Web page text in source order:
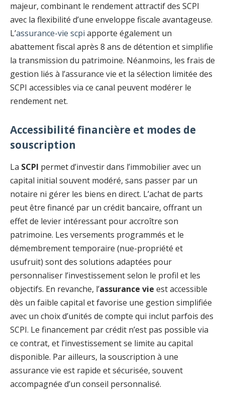
majeur, combinant le rendement attractif des SCPI
avec la flexibilité d’une enveloppe fiscale avantageuse.
L’assurance-vie scpi apporte également un
abattement fiscal après 8 ans de détention et simplifie
la transmission du patrimoine. Néanmoins, les frais de
gestion liés à l’assurance vie et la sélection limitée des
SCPI accessibles via ce canal peuvent modérer le
rendement net.
Accessibilité financière et modes de
souscription
La SCPI permet d’investir dans l’immobilier avec un
capital initial souvent modéré, sans passer par un
notaire ni gérer les biens en direct. L’achat de parts
peut être financé par un crédit bancaire, offrant un
effet de levier intéressant pour accroître son
patrimoine. Les versements programmés et le
démembrement temporaire (nue-propriété et
usufruit) sont des solutions adaptées pour
personnaliser l’investissement selon le profil et les
objectifs. En revanche, l’assurance vie est accessible
dès un faible capital et favorise une gestion simplifiée
avec un choix d’unités de compte qui inclut parfois des
SCPI. Le financement par crédit n’est pas possible via
ce contrat, et l’investissement se limite au capital
disponible. Par ailleurs, la souscription à une
assurance vie est rapide et sécurisée, souvent
accompagnée d’un conseil personnalisé.